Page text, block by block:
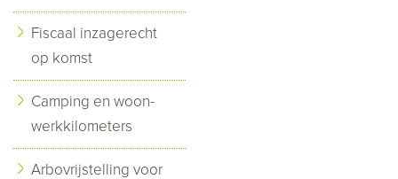
Fiscaal inzagerecht
op komst
Camping en woon-
werkkilometers
Arbovrijstelling voor